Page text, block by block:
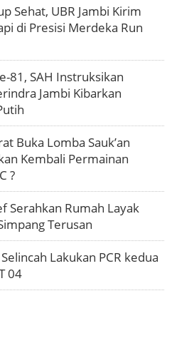
Sehat, UBR Jambi Kirim
di Presisi Merdeka Run
81, SAH Instruksikan
Jambi Kibarkan
Buka Lomba Sauk’an
Kembali Permainan
?
Serahkan Rumah Layak
Terusan
Lakukan PCR kedua
04